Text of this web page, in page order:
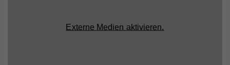
Externe Medien aktivieren.